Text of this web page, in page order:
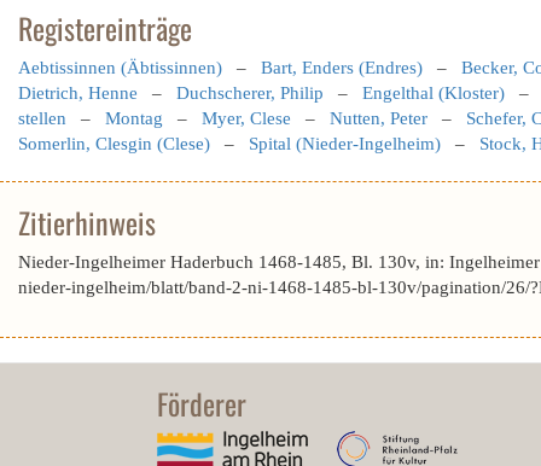
Registereinträge
Aebtissinnen (Äbtissinnen) – Bart, Enders (Endres) – Becker,
Dietrich, Henne – Duchscherer, Philip – Engelthal (Kloster)
stellen – Montag – Myer, Clese – Nutten, Peter – Schefer,
Somerlin, Clesgin (Clese) – Spital (Nieder-Ingelheim) – Stock,
Zitierhinweis
Nieder-Ingelheimer Haderbuch 1468-1485, Bl. 130v, in:
nieder-ingelheim/blatt/band-2-ni-1468-1485-bl-130v/pagination/
Förderer